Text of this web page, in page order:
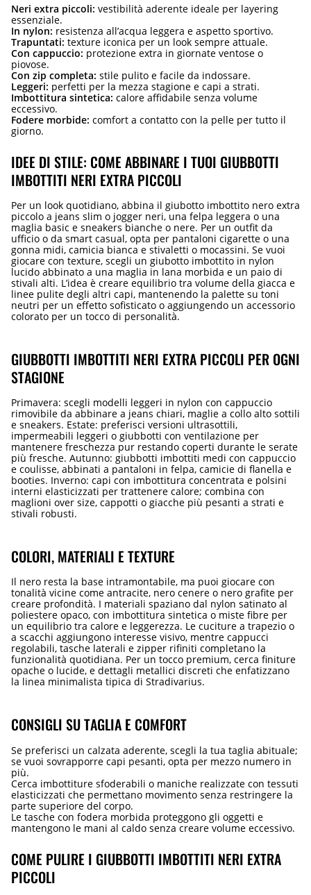
Neri extra piccoli: vestibilità aderente ideale per layering
essenziale.
In nylon: resistenza all’acqua leggera e aspetto sportivo.
Trapuntati: texture iconica per un look sempre attuale.
Con cappuccio: protezione extra in giornate ventose o
piovose.
Con zip completa: stile pulito e facile da indossare.
Leggeri: perfetti per la mezza stagione e capi a strati.
Imbottitura sintetica: calore affidabile senza volume
eccessivo.
Fodere morbide: comfort a contatto con la pelle per tutto il
giorno.
IDEE DI STILE: COME ABBINARE I TUOI GIUBBOTTI
IMBOTTITI NERI EXTRA PICCOLI
Per un look quotidiano, abbina il giubotto imbottito nero extra
piccolo a jeans slim o jogger neri, una felpa leggera o una
maglia basic e sneakers bianche o nere. Per un outfit da
ufficio o da smart casual, opta per pantaloni cigarette o una
gonna midi, camicia bianca e stivaletti o mocassini. Se vuoi
giocare con texture, scegli un giubotto imbottito in nylon
lucido abbinato a una maglia in lana morbida e un paio di
stivali alti. L’idea è creare equilibrio tra volume della giacca e
linee pulite degli altri capi, mantenendo la palette su toni
neutri per un effetto sofisticato o aggiungendo un accessorio
colorato per un tocco di personalità.
GIUBBOTTI IMBOTTITI NERI EXTRA PICCOLI PER OGNI
STAGIONE
Primavera: scegli modelli leggeri in nylon con cappuccio
rimovibile da abbinare a jeans chiari, maglie a collo alto sottili
e sneakers. Estate: preferisci versioni ultrasottili,
impermeabili leggeri o giubbotti con ventilazione per
mantenere freschezza pur restando coperti durante le serate
più fresche. Autunno: giubbotti imbottiti medi con cappuccio
e coulisse, abbinati a pantaloni in felpa, camicie di flanella e
booties. Inverno: capi con imbottitura concentrata e polsini
interni elasticizzati per trattenere calore; combina con
maglioni over size, cappotti o giacche più pesanti a strati e
stivali robusti.
COLORI, MATERIALI E TEXTURE
Il nero resta la base intramontabile, ma puoi giocare con
tonalità vicine come antracite, nero cenere o nero grafite per
creare profondità. I materiali spaziano dal nylon satinato al
poliestere opaco, con imbottitura sintetica o miste fibre per
un equilibrio tra calore e leggerezza. Le cuciture a trapezio o
a scacchi aggiungono interesse visivo, mentre cappucci
regolabili, tasche laterali e zipper rifiniti completano la
funzionalità quotidiana. Per un tocco premium, cerca finiture
opache o lucide, e dettagli metallici discreti che enfatizzano
la linea minimalista tipica di Stradivarius.
CONSIGLI SU TAGLIA E COMFORT
Se preferisci un calzata aderente, scegli la tua taglia abituale;
se vuoi sovrapporre capi pesanti, opta per mezzo numero in
più.
Cerca imbottiture sfoderabili o maniche realizzate con tessuti
elasticizzati che permettano movimento senza restringere la
parte superiore del corpo.
Le tasche con fodera morbida proteggono gli oggetti e
mantengono le mani al caldo senza creare volume eccessivo.
COME PULIRE I GIUBBOTTI IMBOTTITI NERI EXTRA
PICCOLI